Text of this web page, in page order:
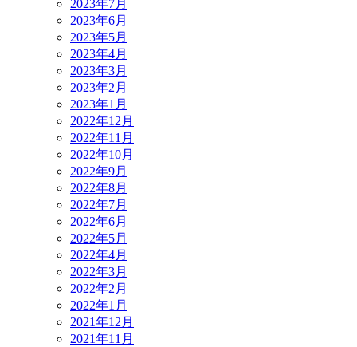
2023年7月
2023年6月
2023年5月
2023年4月
2023年3月
2023年2月
2023年1月
2022年12月
2022年11月
2022年10月
2022年9月
2022年8月
2022年7月
2022年6月
2022年5月
2022年4月
2022年3月
2022年2月
2022年1月
2021年12月
2021年11月